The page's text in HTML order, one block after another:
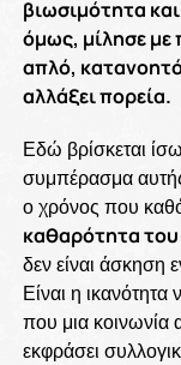
βιωσιμότητα
όμως, μίλησε με
απλό,
αλλάξει πορεία.
Εδώ βρίσκεται
συμπέρασμα
ο χρόνος που
καθαρότητα
δεν είναι άσκηση
Είναι η
που μια κοινωνία
εκφράσει